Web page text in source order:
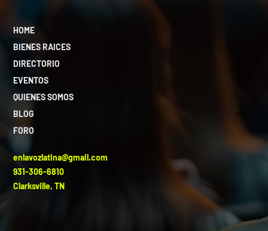
HOME
BIENES RAICES
DIRECTORIO
EVENTOS
QUIENES SOMOS
BLOG
FORO
enlavozlatina@gmail.com
931-306-6810
Clarksville, TN